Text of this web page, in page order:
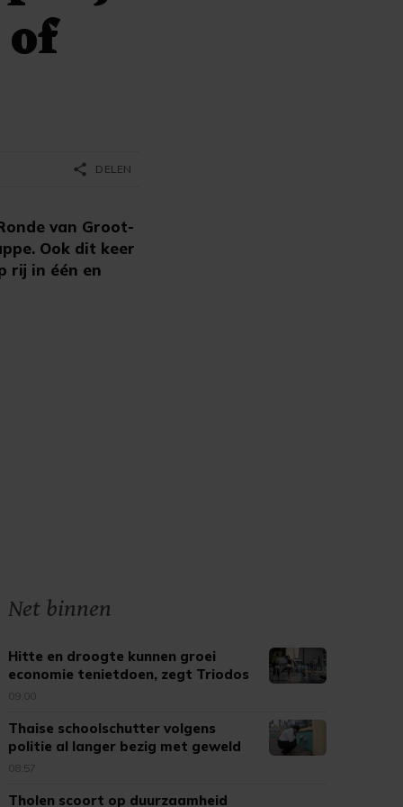
van Groot-
Ook dit keer
rij in één en
share DELEN
Net binnen
Hitte en droogte kunnen groei
economie tenietdoen, zegt Triodos
09:00
Thaise schoolschutter volgens
politie al langer bezig met geweld
08:57
Tholen scoort op duurzaamheid